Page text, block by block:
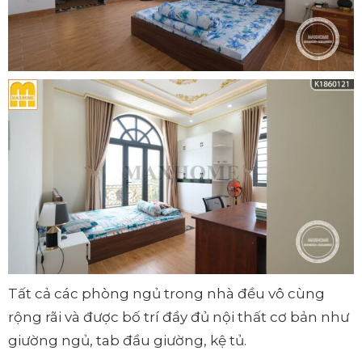
Tất cả các phòng ngủ trong nhà đều vô cùng
rộng rãi và được bố trí đầy đủ nội thất cơ bản như
giường ngủ, tab đầu giường, kệ tủ.